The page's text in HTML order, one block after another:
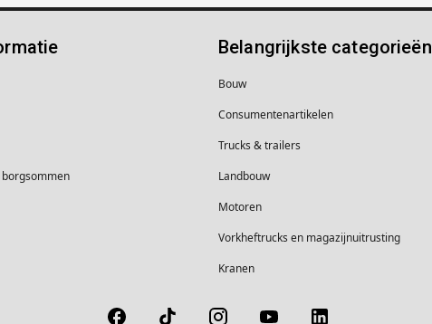
Belangrijkste categorieën
Bouw
Consumentenartikelen
Trucks & trailers
Landbouw
Motoren
Vorkheftrucks en magazijnuitrusting
Kranen